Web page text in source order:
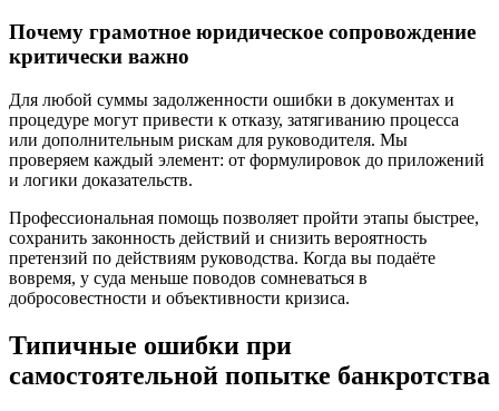
Почему грамотное юридическое сопровождение
критически важно
Для любой суммы задолженности ошибки в документах и
процедуре могут привести к отказу, затягиванию процесса
или дополнительным рискам для руководителя. Мы
проверяем каждый элемент: от формулировок до приложений
и логики доказательств.
Профессиональная помощь позволяет пройти этапы быстрее,
сохранить законность действий и снизить вероятность
претензий по действиям руководства. Когда вы подаёте
вовремя, у суда меньше поводов сомневаться в
добросовестности и объективности кризиса.
Типичные ошибки при
самостоятельной попытке банкротства